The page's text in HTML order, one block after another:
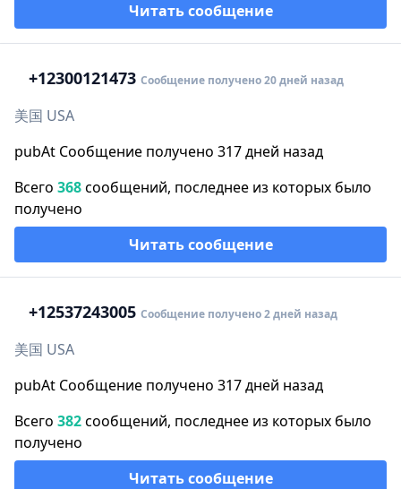
Читать сообщение
+12300121473 Сообщение получено 20 дней назад
美国 USA
pubAt Сообщение получено 317 дней назад
Всего 368сообщений, последнее из которых было
получено
Читать сообщение
+12537243005 Сообщение получено 2 дней назад
美国 USA
pubAt Сообщение получено 317 дней назад
Всего 382сообщений, последнее из которых было
получено
Читать сообщение